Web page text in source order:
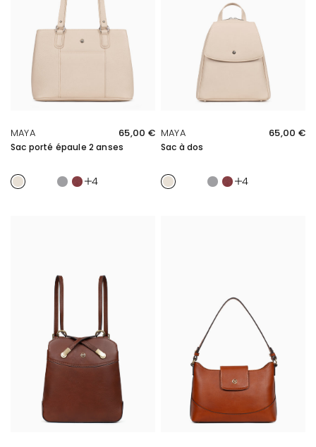
MAYA 65,00 €
Sac porté épaule 2 anses
IvoireIvoire/Marine
Tan/Sable
GaletCarmin
4
MAYA 65,00 €
Sac à dos
IvoireIvoire/Marine
Tan/Sable
GaletCarmin
4